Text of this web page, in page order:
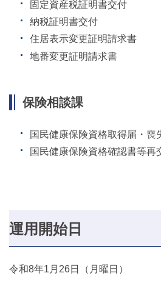
固定資産税証明書交付
納税証明書交付
住居表示変更証明請求書
地番変更証明請求書
保険相談課
国民健康保険資格取得届・喪
国民健康保険資格確認書等再
運用開始日
令和8年1月26日（月曜日）